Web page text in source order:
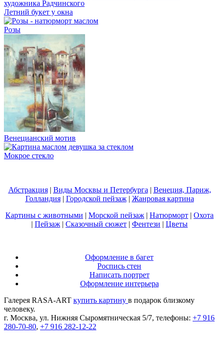
Летний букет у окна
Розы
Венецианский мотив
Мокрое стекло
Абстракция| Виды Москвы и Петербурга | Венеция, Париж,
Голландия| Городской пейзаж| Жанровая картина
Картины с животными | Морской пейзаж | Натюрморт | Охота
| Пейзаж | Сказочный сюжет | Фентези | Цветы
Оформление в багет
Роспись стен
Написать портрет
Оформление интерьера
Галерея RASA-ART купить картину в подарок близкому
человеку.
г. Москва, ул. Нижняя Сыромятническая 5/7, телефоны: +7 916
280-70-80, +7 916 282-12-22